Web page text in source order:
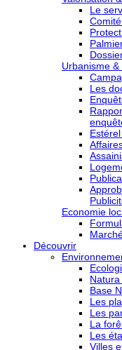
Le
Urbanisme &
Les
Economie
Découvrir
Base
Les
Les
La
Les
Villes